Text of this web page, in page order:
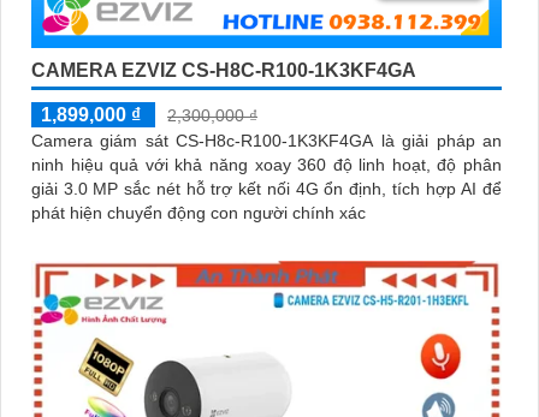
CAMERA EZVIZ CS-H8C-R100-1K3KF4GA
1,899,000 ₫
2,300,000 ₫
Camera giám sát CS-H8c-R100-1K3KF4GA là giải pháp an
ninh hiệu quả với khả năng xoay 360 độ linh hoạt, độ phân
giải 3.0 MP sắc nét hỗ trợ kết nối 4G ổn định, tích hợp AI để
phát hiện chuyển động con người chính xác